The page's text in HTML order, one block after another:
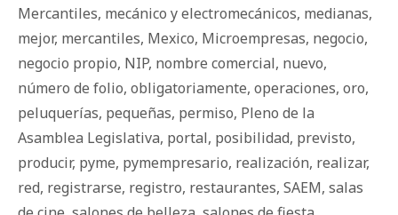
Mercantiles, mecánico y electromecánicos, medianas,
mejor, mercantiles, Mexico, Microempresas, negocio,
negocio propio, NIP, nombre comercial, nuevo,
número de folio, obligatoriamente, operaciones, oro,
peluquerías, pequeñas, permiso, Pleno de la
Asamblea Legislativa, portal, posibilidad, previsto,
producir, pyme, pymempresario, realización, realizar,
red, registrarse, registro, restaurantes, SAEM, salas